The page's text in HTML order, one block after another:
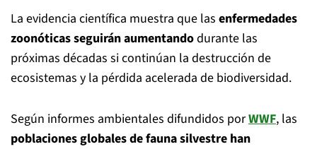
La evidencia científica muestra que las enfermedades
zoonóticas seguirán aumentandodurante las
próximas décadas si continúan la destrucción de
ecosistemas y la pérdida acelerada de biodiversidad.
Según informes ambientales difundidos porWWF, las
poblaciones globales de fauna silvestre han